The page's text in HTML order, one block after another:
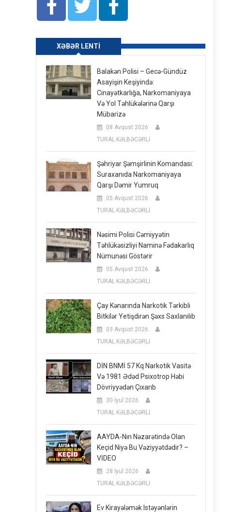
XƏBƏR LENTI
Balakən Polisi – Gecə-Gündüz
Asayişin Keşiyində:
Cinayətkarlığa, Narkomaniyaya
Və Yol Təhlükələrinə Qarşı
Mübarizə
08 Avqust 2026
TURAL KƏLBƏCƏRLİ
Şəhriyar Şəmşirlinin Komandası:
Suraxanıda Narkomaniyaya
Qarşı Dəmir Yumruq
05 Avqust 2026
TURAL KƏLBƏCƏRLİ
Nəsimi Polisi Cəmiyyətin
Təhlükəsizliyi Naminə Fədakarlıq
Nümunəsi Göstərir
05 Avqust 2026
TURAL KƏLBƏCƏRLİ
Çay Kənarında Narkotik Tərkibli
Bitkilər Yetişdirən Şəxs Saxlanılıb
03 Avqust 2026
TURAL KƏLBƏCƏRLİ
DİN BNMİ 57 Kq Narkotik Vasitə
Və 1981 Ədəd Psixotrop Həbi
Dövriyyədən Çıxarıb
30 İyul 2026
TURAL KƏLBƏCƏRLİ
AAYDA-Nın Nəzarətində Olan
Keçid Niyə Bu Vəziyyətdədir? –
VİDEO
28 İyul 2026
TURAL KƏLBƏCƏRLİ
Ev Kirayələmək Istəyənlərin